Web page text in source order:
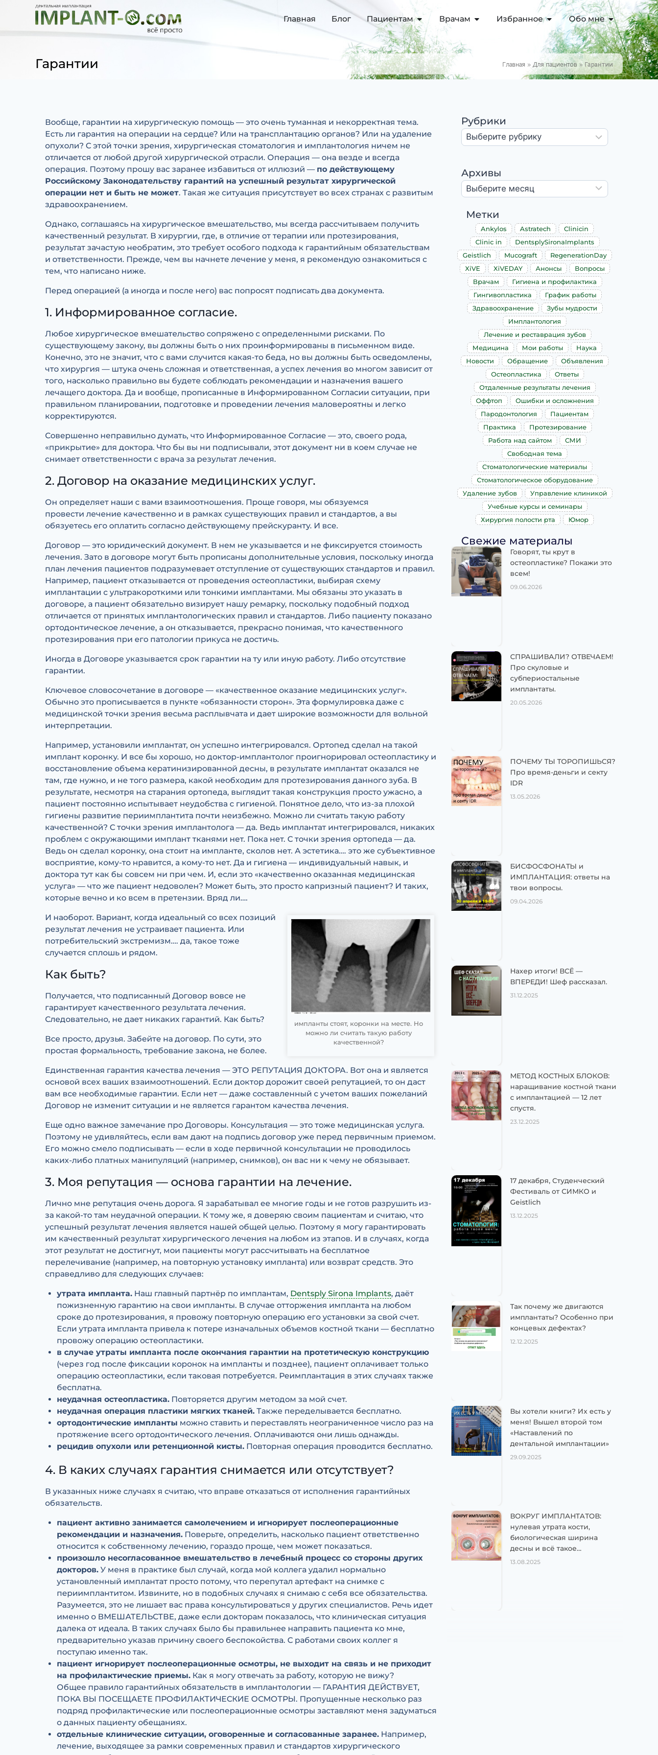
Главная Блог Пациентам Врачам Избранное Обо мне
Гарантии Главная » Для пациентов » Гарантии
Вообще, гарантии на хирургическую помощь — это очень туманная и некорректная тема.
Есть ли гарантия на операции на сердце? Или на трансплантацию органов? Или на удаление
опухоли? С этой точки зрения, хирургическая стоматология и имплантология ничем не
отличается от любой другой хирургической отрасли. Операция — она везде и всегда
операция. Поэтому прошу вас заранее избавиться от иллюзий — по действующему
Российскому Законодательству гарантий на успешный результат хирургической
операции нет и быть не может. Такая же ситуация присутствует во всех странах с развитым
здравоохранением.
Однако, соглашаясь на хирургическое вмешательство, мы всегда рассчитываем получить
качественный результат. В хирургии, где, в отличие от терапии или протезирования,
результат зачастую необратим, это требует особого подхода к гарантийным обязательствам
и ответственности. Прежде, чем вы начнете лечение у меня, я рекомендую ознакомиться с
тем, что написано ниже.
Перед операцией (а иногда и после него) вас попросят подписать два документа.
1. Информированное согласие.
Любое хирургическое вмешательство сопряжено с определенными рисками. По
существующему закону, вы должны быть о них проинформированы в письменном виде.
Конечно, это не значит, что с вами случится какая-то беда, но вы должны быть осведомлены,
что хирургия — штука очень сложная и ответственная, а успех лечения во многом зависит от
того, насколько правильно вы будете соблюдать рекомендации и назначения вашего
лечащего доктора. Да и вообще, прописанные в Информированном Согласии ситуации, при
правильном планировании, подготовке и проведении лечения маловероятны и легко
корректируются.
Совершенно неправильно думать, что Информированное Согласие — это, своего рода,
«прикрытие» для доктора. Что бы вы ни подписывали, этот документ ни в коем случае не
снимает ответственности с врача за результат лечения.
2. Договор на оказание медицинских услуг.
Он определяет наши с вами взаимоотношения. Проще говоря, мы обязуемся
провести лечение качественно и в рамках существующих правил и стандартов, а вы
обязуетесь его оплатить согласно действующему прейскуранту. И все.
Договор — это юридический документ. В нем не указывается и не фиксируется стоимость
лечения. Зато в договоре могут быть прописаны дополнительные условия, поскольку иногда
план лечения пациентов подразумевает отступление от существующих стандартов и правил.
Например, пациент отказывается от проведения остеопластики, выбирая схему
имплантации с ультракороткими или тонкими имплантами. Мы обязаны это указать в
договоре, а пациент обязательно визирует нашу ремарку, поскольку подобный подход
отличается от принятых имплантологических правил и стандартов. Либо пациенту показано
ортодонтическое лечение, а он отказывается, прекрасно понимая, что качественного
протезирования при его патологии прикуса не достичь.
Иногда в Договоре указывается срок гарантии на ту или иную работу. Либо отсутствие
гарантии.
Ключевое словосочетание в договоре — «качественное оказание медицинских услуг».
Обычно это прописывается в пункте «обязанности сторон». Эта формулировка даже с
медицинской точки зрения весьма расплывчата и дает широкие возможности для вольной
интерпретации.
Например, установили имплантат, он успешно интегрировался. Ортопед сделал на такой
имплант коронку. И все бы хорошо, но доктор-имплантолог проигнорировал остеопластику и
восстановление объема кератинизированной десны, в результате имплантат оказался не
там, где нужно, и не того размера, какой необходим для протезирования данного зуба. В
результате, несмотря на старания ортопеда, выглядит такая конструкция просто ужасно, а
пациент постоянно испытывает неудобства с гигиеной. Понятное дело, что из-за плохой
гигиены развитие периимплантита почти неизбежно. Можно ли считать такую работу
качественной? С точки зрения имплантолога — да. Ведь имплантат интегрировался, никаких
проблем с окружающими имплант тканями нет. Пока нет. С точки зрения ортопеда — да.
Ведь он сделал коронку, она стоит на импланте, сколов нет. А эстетика…. это же субъективное
восприятие, кому-то нравится, а кому-то нет. Да и гигиена — индивидуальный навык, и
доктора тут как бы совсем ни при чем. И, если это «качественно оказанная медицинская
услуга» — что же пациент недоволен? Может быть, это просто капризный пациент? И таких,
которые вечно и ко всем в претензии. Вряд ли….
импланты стоят, коронки на месте. Но
можно ли считать такую работу
качественной?
И наоборот. Вариант, когда идеальный со всех позиций
результат лечения не устраивает пациента. Или
потребительский экстремизм…. да, такое тоже
случается сплошь и рядом.
Как быть?
Получается, что подписанный Договор вовсе не
гарантирует качественного результата лечения.
Следовательно, не дает никаких гарантий. Как быть?
Все просто, друзья. Забейте на договор. По сути, это
простая формальность, требование закона, не более.
Единственная гарантия качества лечения — ЭТО РЕПУТАЦИЯ ДОКТОРА. Вот она и является
основой всех ваших взаимоотношений. Если доктор дорожит своей репутацией, то он даст
вам все необходимые гарантии. Если нет — даже составленный с учетом ваших пожеланий
Договор не изменит ситуации и не является гарантом качества лечения.
Еще одно важное замечание про Договоры. Консультация — это тоже медицинская услуга.
Поэтому не удивляйтесь, если вам дают на подпись договор уже перед первичным приемом.
Его можно смело подписывать — если в ходе первичной консультации не проводилось
каких-либо платных манипуляций (например, снимков), он вас ни к чему не обязывает.
3. Моя репутация — основа гарантии на лечение.
Лично мне репутация очень дорога. Я зарабатывал ее многие годы и не готов разрушить из-
за какой-то там неудачной операции. К тому же, я доверяю своим пациентам и считаю, что
успешный результат лечения является нашей общей целью. Поэтому я могу гарантировать
им качественный результат хирургического лечения на любом из этапов. И в случаях, когда
этот результат не достигнут, мои пациенты могут рассчитывать на бесплатное
перелечивание (например, на повторную установку импланта) или возврат средств. Это
справедливо для следующих случаев:
утрата импланта. Наш главный партнёр по имплантам, Dentsply Sirona Implants, даёт
пожизненную гарантию на свои импланты. В случае отторжения импланта на любом
сроке до протезирования, я провожу повторную операцию его установки за свой счет.
Если утрата импланта привела к потере изначальных объемов костной ткани — бесплатно
провожу операцию остеопластики.
в случае утраты импланта после окончания гарантии на протетическую конструкцию
(через год после фиксации коронок на импланты и позднее), пациент оплачивает только
операцию остеопластики, если таковая потребуется. Реимплантация в этих случаях также
бесплатна.
неудачная остеопластика. Повторяется другим методом за мой счет.
неудачная операция пластики мягких тканей. Также переделывается бесплатно.
ортодонтические импланты можно ставить и переставлять неограниченное число раз на
протяжение всего ортодонтического лечения. Оплачиваются они лишь однажды.
рецидив опухоли или ретенционной кисты. Повторная операция проводится бесплатно.
4. В каких случаях гарантия снимается или отсутствует?
В указанных ниже случаях я считаю, что вправе отказаться от исполнения гарантийных
обязательств.
пациент активно занимается самолечением и игнорирует послеоперационные
рекомендации и назначения. Поверьте, определить, насколько пациент ответственно
относится к собственному лечению, гораздо проще, чем может показаться.
произошло несогласованное вмешательство в лечебный процесс со стороны других
докторов. У меня в практике был случай, когда мой коллега удалил нормально
установленный имплантат просто потому, что перепутал артефакт на снимке с
периимплантитом. Извините, но в подобных случаях я снимаю с себя все обязательства.
Разумеется, это не лишает вас права консультироваться у других специалистов. Речь идет
именно о ВМЕШАТЕЛЬСТВЕ, даже если докторам показалось, что клиническая ситуация
далека от идеала. В таких случаях было бы правильнее направить пациента ко мне,
предварительно указав причину своего беспокойства. С работами своих коллег я
поступаю именно так.
пациент игнорирует послеоперационные осмотры, не выходит на связь и не приходит
на профилактические приемы. Как я могу отвечать за работу, которую не вижу?
Общее правило гарантийных обязательств в имплантологии — ГАРАНТИЯ ДЕЙСТВУЕТ,
ПОКА ВЫ ПОСЕЩАЕТЕ ПРОФИЛАКТИЧЕСКИЕ ОСМОТРЫ. Пропущенные несколько раз
подряд профилактические или послеоперационные осмотры заставляют меня задуматься
о данных пациенту обещаниях.
отдельные клинические ситуации, оговоренные и согласованные заранее. Например,
лечение, выходящее за рамки современных правил и стандартов хирургического
Рубрики
Архивы
Метки
Ankylos Astratech
Clinicin
Clinic in
DentsplySironaImplants
Geistlich
Mucograft
RegenerationDay
XiVE
XiVEDAY Анонсы
Вопросы
Врачам
Гигиена и профилактика
Гингивопластика
График работы
Здравоохранение
Зубы мудрости
Имплантология
Лечение и реставрация зубов
Медицина
Мои работы
Наука
Новости
Обращение
Объявления
Остеопластика
Ответы
Отдаленные результаты лечения
Оффтоп
Ошибки и осложнения
Пародонтология
Пациентам
Практика
Протезирование
Работа над сайтом
СМИ
Свободная тема
Стоматологические материалы
Стоматологическое оборудование
Удаление зубов
Управление клиникой
Учебные курсы и семинары
Хирургия полости рта
Юмор
Свежие материалы
Говорят, ты крут в
остеопластике? Покажи это
всем!
09.06.2026
СПРАШИВАЛИ? ОТВЕЧАЕМ!
Про скуловые и
субпериостальные
имплантаты.
20.05.2026
ПОЧЕМУ ТЫ ТОРОПИШЬСЯ?
Про время-деньги и секту
IDR
13.05.2026
БИСФОСФОНАТЫ и
ИМПЛАНТАЦИЯ: ответы на
твои вопросы.
09.04.2026
Нахер итоги! ВСЁ —
ВПЕРЕДИ! Шеф рассказал.
31.12.2025
МЕТОД КОСТНЫХ БЛОКОВ:
наращивание костной ткани
с имплантацией — 12 лет
спустя.
23.12.2025
17 декабря, Студенческий
Фестиваль от СИМКО и
Geistlich
13.12.2025
Так почему же двигаются
имплантаты? Особенно при
концевых дефектах?
12.12.2025
Вы хотели книги? Их есть у
меня! Вышел второй том
«Наставлений по
дентальной имплантации»
29.09.2025
ВОКРУГ ИМПЛАНТАТОВ:
нулевая утрата кости,
биологическая ширина
десны и всё такое…
13.08.2025